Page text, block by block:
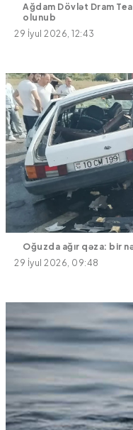
Ağdam Dövlət Dram
olunub
29 İyul 2026, 12:43
Oğuzda ağır qəza: bir
29 İyul 2026, 09:48